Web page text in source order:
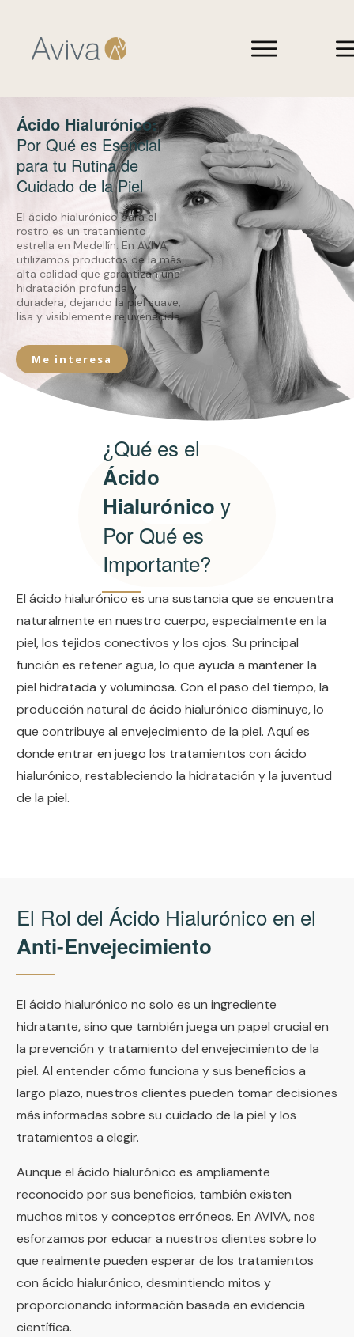
Ácido Hialurónico:
Por Qué es Esencial
para tu Rutina de
Cuidado de la Piel
El ácido hialurónico para el
rostro es un tratamiento
estrella en Medellín. En AVIVA,
utilizamos productos de la más
alta calidad que garantizan una
hidratación profunda y
duradera, dejando la piel suave,
lisa y visiblemente rejuvenecida.
Me interesa
¿Qué es el
Ácido
Hialurónico y
Por Qué es
Importante?
El ácido hialurónico es una sustancia que se encuentra
naturalmente en nuestro cuerpo, especialmente en la
piel, los tejidos conectivos y los ojos. Su principal
función es retener agua, lo que ayuda a mantener la
piel hidratada y voluminosa. Con el paso del tiempo, la
producción natural de ácido hialurónico disminuye, lo
que contribuye al envejecimiento de la piel. Aquí es
donde entrar en juego los tratamientos con ácido
hialurónico, restableciendo la hidratación y la juventud
de la piel.
El Rol del Ácido Hialurónico en el
Anti-Envejecimiento
El ácido hialurónico no solo es un ingrediente
hidratante, sino que también juega un papel crucial en
la prevención y tratamiento del envejecimiento de la
piel. Al entender cómo funciona y sus beneficios a
largo plazo, nuestros clientes pueden tomar decisiones
más informadas sobre su cuidado de la piel y los
tratamientos a elegir.
Aunque el ácido hialurónico es ampliamente
reconocido por sus beneficios, también existen
muchos mitos y conceptos erróneos. En AVIVA, nos
esforzamos por educar a nuestros clientes sobre lo
que realmente pueden esperar de los tratamientos
con ácido hialurónico, desmintiendo mitos y
proporcionando información basada en evidencia
científica.